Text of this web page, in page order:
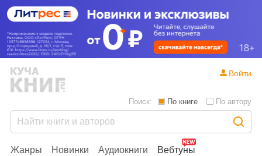
Жанры Новинки Аудиокниги
Вебтуны
Поиск: По книге По автору
Войти